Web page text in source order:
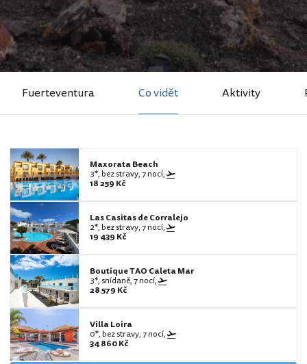
Fuerteventura Co vidět Aktivity
Maxorata Beach
3*, bez stravy, 7 nocí,
18 259 Kč
Las Casitas de Corralejo
2*, bez stravy, 7 nocí,
19 439 Kč
Boutique TAO Caleta Mar
3*, snídaně, 7 nocí,
28 579 Kč
Villa Loira
0*, bez stravy, 7 nocí,
34 860 Kč